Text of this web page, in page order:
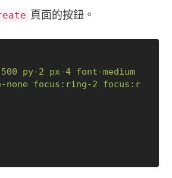
頁面的按鈕。
py-2 px-4 font-medium
none focus:ring-2 focus:r